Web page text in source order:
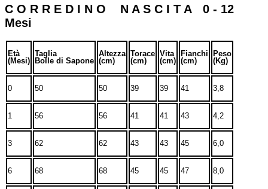
C O R R E D I N O N A S C I T A 0 - 12
Mesi
Età
(Mesi)
Taglia
Bolle di Sapone
Altezza
(cm)
Torace
(cm)
Vita
(cm)
Fianchi
(cm)
Peso
(Kg)
0 50 50 39 39 41 3,8
1 56 56 41 41 43 4,2
3 62 62 43 43 45 6,0
6 68 68 45 45 47 8,0